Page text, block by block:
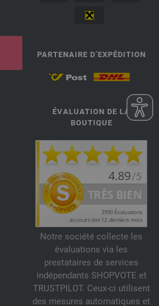
PARTENAIRE D’EXPÉDITION
ÉVALUATION DE LA
BOUTIQUE
Notre société collecte les
évaluations via les
prestataires de services
indépendants SHOPVOTE et
TRUSTPILOT. Ceux-ci utilisent
des mesures automatiques et